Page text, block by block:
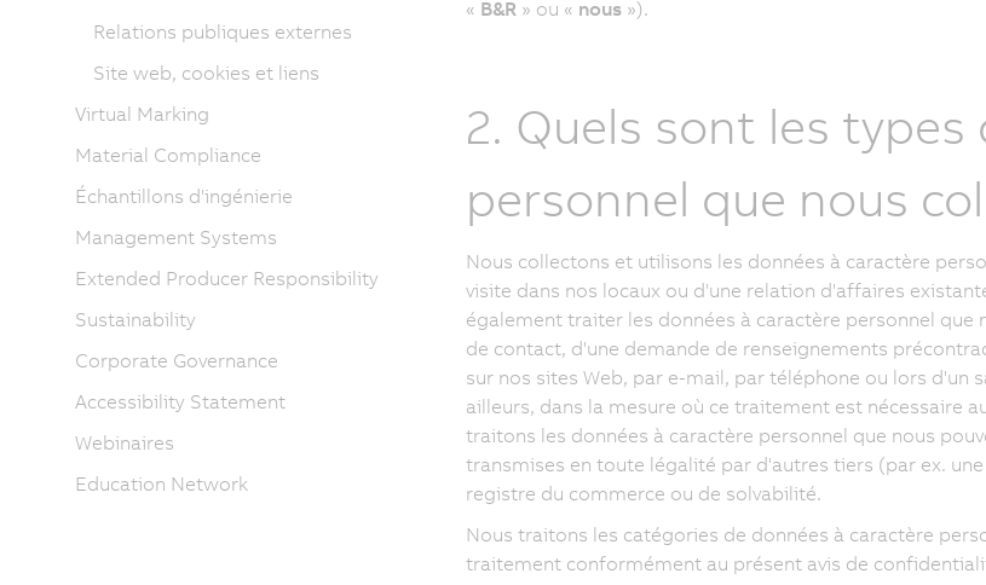
« B&R» ou « nous»).
2. Quels sont les
personnel que nous
Nous collectons et utilisons les données à caractère
visite dans nos locaux ou d'une relation d'affaires
également traiter les données à caractère personnel
de contact, d'une demande de renseignements
sur nos sites Web, par e-mail, par téléphone ou lors
ailleurs, dans la mesure où ce traitement est nécessaire
traitons les données à caractère personnel que nous
transmises en toute légalité par d'autres tiers (par ex.
registre du commerce ou de solvabilité.
Nous traitons les catégories de données à caractère
traitement conformément au présent avis de
Relations publiques externes
Site web, cookies et liens
Virtual Marking
Material Compliance
Échantillons d'ingénierie
Management Systems
Extended Producer Responsibility
Sustainability
Corporate Governance
Accessibility Statement
Webinaires
Education Network